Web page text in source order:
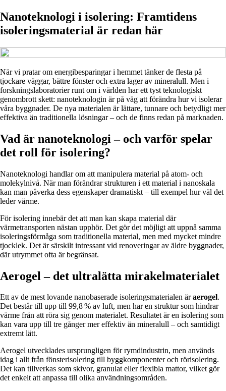
Nanoteknologi i isolering: Framtidens
isoleringsmaterial är redan här
När vi pratar om energibesparingar i hemmet tänker de flesta på
tjockare väggar, bättre fönster och extra lager av mineralull. Men i
forskningslaboratorier runt om i världen har ett tyst teknologiskt
genombrott skett: nanoteknologin är på väg att förändra hur vi isolerar
våra byggnader. De nya materialen är lättare, tunnare och betydligt mer
effektiva än traditionella lösningar – och de finns redan på marknaden.
Vad är nanoteknologi – och varför spelar
det roll för isolering?
Nanoteknologi handlar om att manipulera material på atom- och
molekylnivå. När man förändrar strukturen i ett material i nanoskala
kan man påverka dess egenskaper dramatiskt – till exempel hur väl det
leder värme.
För isolering innebär det att man kan skapa material där
värmetransporten nästan upphör. Det gör det möjligt att uppnå samma
isoleringsförmåga som traditionella material, men med mycket mindre
tjocklek. Det är särskilt intressant vid renoveringar av äldre byggnader,
där utrymmet ofta är begränsat.
Aerogel – det ultralätta mirakelmaterialet
Ett av de mest lovande nanobaserade isoleringsmaterialen äraerogel.
Det består till upp till 99,8 % av luft, men har en struktur som hindrar
värme från att röra sig genom materialet. Resultatet är en isolering som
kan vara upp till tre gånger mer effektiv än mineralull – och samtidigt
extremt lätt.
Aerogel utvecklades ursprungligen för rymdindustrin, men används
idag i allt från fönsterisolering till byggkomponenter och rörisolering.
Det kan tillverkas som skivor, granulat eller flexibla mattor, vilket gör
det enkelt att anpassa till olika användningsområden.